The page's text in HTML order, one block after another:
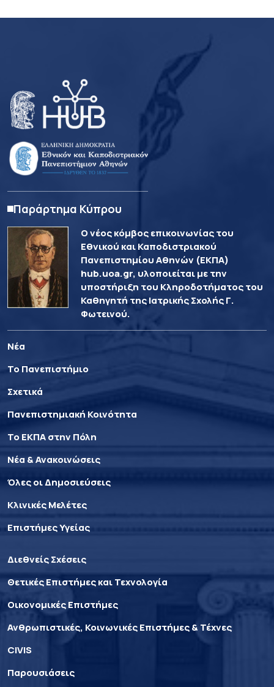
Παράρτημα Κύπρου
Ο νέος κόμβος επικοινωνίας του
Εθνικού και Καποδιστριακού
Πανεπιστημίου Αθηνών (ΕΚΠΑ)
hub.uoa.gr, υλοποιείται με την
υποστήριξη του Κληροδοτήματος του
Καθηγητή της Ιατρικής Σχολής Γ.
Φωτεινού.
Νέα
Το Πανεπιστήμιο
Σχετικά
Πανεπιστημιακή Κοινότητα
Το ΕΚΠΑ στην Πόλη
Νέα & Ανακοινώσεις
Όλες οι Δημοσιεύσεις
Κλινικές Μελέτες
Επιστήμες Υγείας
Διεθνείς Σχέσεις
Θετικές Επιστήμες και Τεχνολογία
Οικονομικές Επιστήμες
Ανθρωπιστικές, Κοινωνικές Επιστήμες & Τέχνες
CIVIS
Παρουσιάσεις